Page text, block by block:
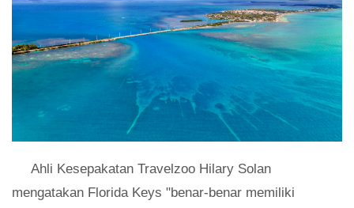
Ahli Kesepakatan Travelzoo Hilary Solan
mengatakan Florida Keys "benar-benar memiliki